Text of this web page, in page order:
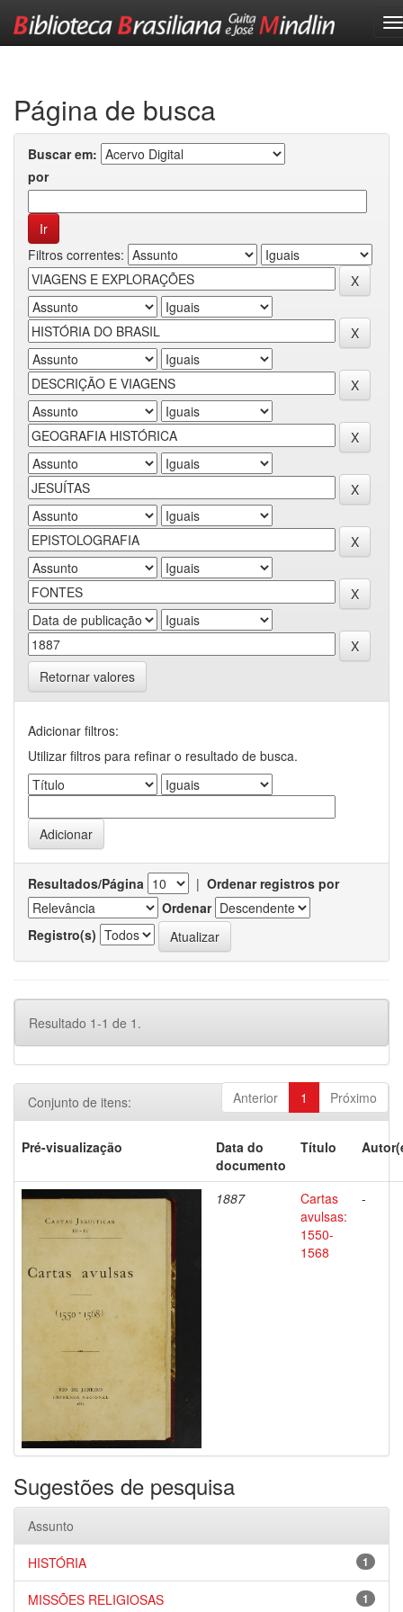
Página de busca
Buscar em:
por
Filtros correntes:
Retornar valores
Adicionar filtros:
Utilizar filtros para refinar o resultado de busca.
Resultados/Página | Ordenar registros por
Ordenar
Registro(s)
Resultado 1-1 de 1.
Anterior 1 Próximo
Conjunto de itens:
Pré-visualização
Data do
documento
Título
1887
Cartas
avulsas:
1550-
1568
-
Sugestões de pesquisa
Assunto
1
HISTÓRIA
1
MISSÕES RELIGIOSAS